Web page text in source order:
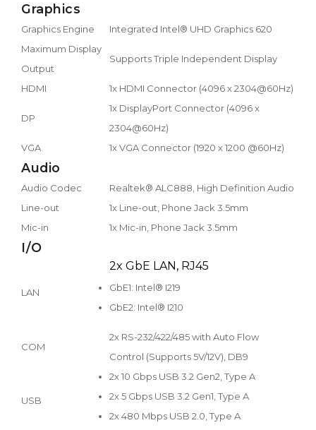
Graphics
Graphics Engine
Integrated Intel® UHD Graphics 620
Maximum Display
Output
Supports Triple Independent Display
HDMI 1x HDMI Connector (4096 x 2304@60Hz)
DP
1x DisplayPort Connector (4096 x
2304@60Hz)
VGA
1x VGA Connector (1920 x 1200 @60Hz)
Audio
Audio Codec
Realtek® ALC888, High Definition Audio
Line-out
1x Line-out, Phone Jack 3.5mm
Mic-in
1x Mic-in, Phone Jack 3.5mm
I/O
LAN
2x GbE LAN, RJ45
GbE1: Intel® I219
GbE2: Intel® I210
COM
2x RS-232/422/485 with Auto Flow
Control (Supports 5V/12V), DB9
USB
2x 10 Gbps USB 3.2 Gen2, Type A
2x 5 Gbps USB 3.2 Gen1, Type A
2x 480 Mbps USB 2.0, Type A